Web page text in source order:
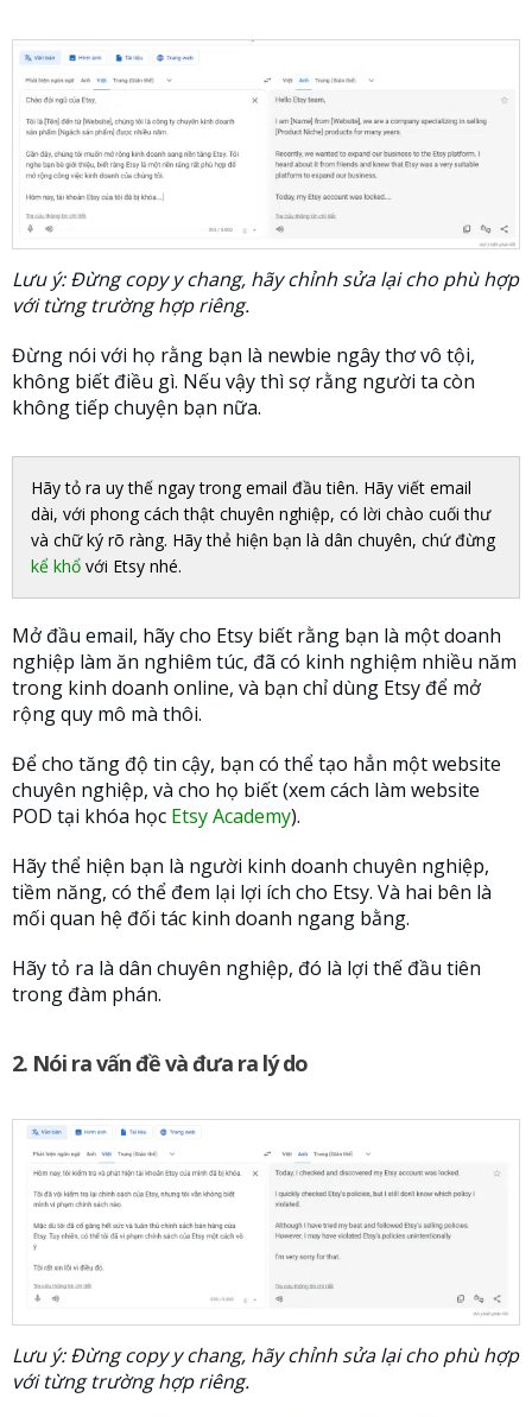
Lưu ý: Đừng copy y chang, hãy chỉnh sửa lại cho phù hợp
với từng trường hợp riêng.
Đừng nói với họ rằng bạn là newbie ngây thơ vô tội,
không biết điều gì. Nếu vậy thì sợ rằng người ta còn
không tiếp chuyện bạn nữa.
Hãy tỏ ra uy thế ngay trong email đầu tiên. Hãy viết email
dài, với phong cách thật chuyên nghiệp, có lời chào cuối thư
và chữ ký rõ ràng. Hãy thẻ hiện bạn là dân chuyên, chứ đừng
kể khổ với Etsy nhé.
Mở đầu email, hãy cho Etsy biết rằng bạn là một doanh
nghiệp làm ăn nghiêm túc, đã có kinh nghiệm nhiều năm
trong kinh doanh online, và bạn chỉ dùng Etsy để mở
rộng quy mô mà thôi.
Để cho tăng độ tin cậy, bạn có thể tạo hẳn một website
chuyên nghiệp, và cho họ biết (xem cách làm website
POD tại khóa học Etsy Academy).
Hãy thể hiện bạn là người kinh doanh chuyên nghiệp,
tiềm năng, có thể đem lại lợi ích cho Etsy. Và hai bên là
mối quan hệ đối tác kinh doanh ngang bằng.
Hãy tỏ ra là dân chuyên nghiệp, đó là lợi thế đầu tiên
trong đàm phán.
2. Nói ra vấn đề và đưa ra lý do
Lưu ý: Đừng copy y chang, hãy chỉnh sửa lại cho phù hợp
với từng trường hợp riêng.